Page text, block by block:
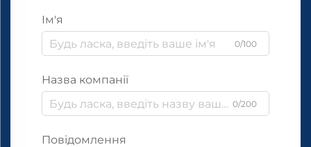
Ім'я
0/100
Назва компанії
0/200
Повідомлення